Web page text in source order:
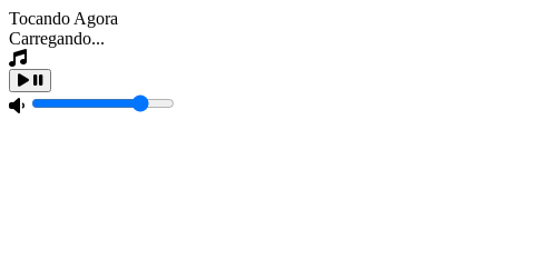
Tocando Agora
Carregando...